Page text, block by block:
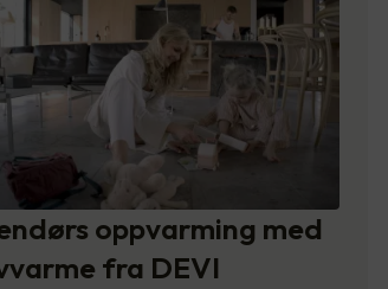
oppvarming med
fra DEVI